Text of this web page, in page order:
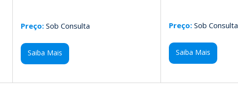
Preço: Sob Consulta
Saiba Mais
Preço: Sob Consulta
Saiba Mais